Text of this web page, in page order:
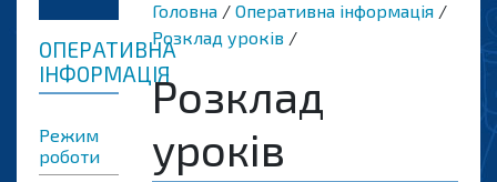
ОПЕРАТИВНА
ІНФОРМАЦІЯ
Режим
роботи
Головна
Оперативна інформація
Розклад уроків
Розклад
уроків